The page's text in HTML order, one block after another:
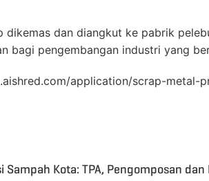
dan diangkut ke pabrik
bagi pengembangan industri yang
application/scrap-metal-
Sampah Kota: TPA, Pengomposan